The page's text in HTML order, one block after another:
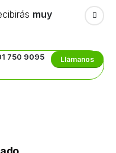
muy
750 9095 Llámanos